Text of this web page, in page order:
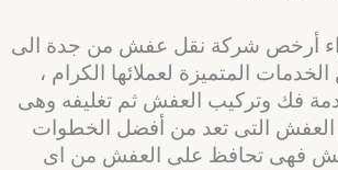
أرخص شركة نقل عفش من جدة الى
المتميزة لعملائها الكرام ،
فك وتركيب العفش ثم تغليفه وهى
التى تعد من أفضل الخطوات
فهى تحافظ على العفش من اى